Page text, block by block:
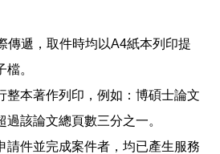
傳遞，取件時均以A4紙本列印提
。
整本著作列印，例如：博碩士論文
過該論文總頁數三分之一。
請件並完成案件者，均已產生服務